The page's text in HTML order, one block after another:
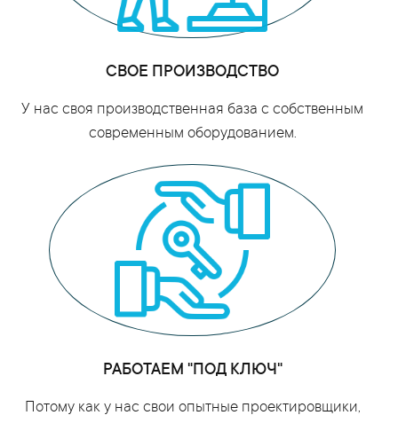
СВОЕ ПРОИЗВОДСТВО
У нас своя производственная база с собственным
современным оборудованием.
РАБОТАЕМ "ПОД КЛЮЧ"
Потому как у нас свои опытные проектировщики,